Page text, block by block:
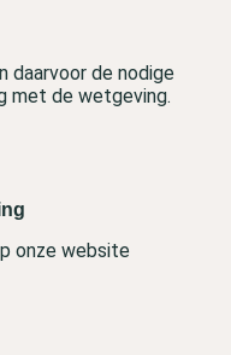
daarvoor de nodige
met de wetgeving.
onze website